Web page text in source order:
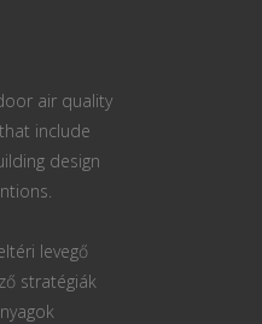
air quality
include
design
levegő
stratégiák